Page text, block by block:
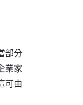
部分
業家
可由